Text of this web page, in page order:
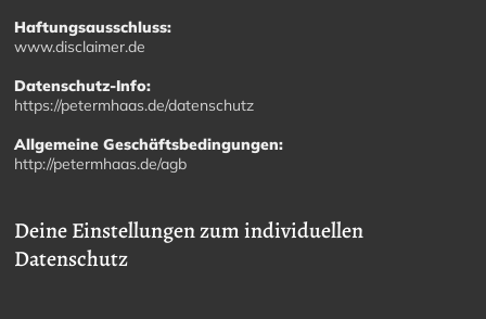
Haftungsausschluss:
www.disclaimer.de
Datenschutz-Info:
https://petermhaas.de/datenschutz
Allgemeine Geschäftsbedingungen:
http://petermhaas.de/agb
Deine Einstellungen zum individuellen
Datenschutz